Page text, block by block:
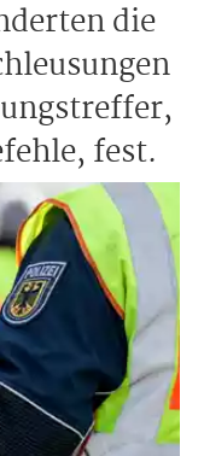
die
fest.